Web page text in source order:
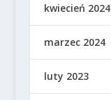
kwiecień 2024
marzec 2024
luty 2023